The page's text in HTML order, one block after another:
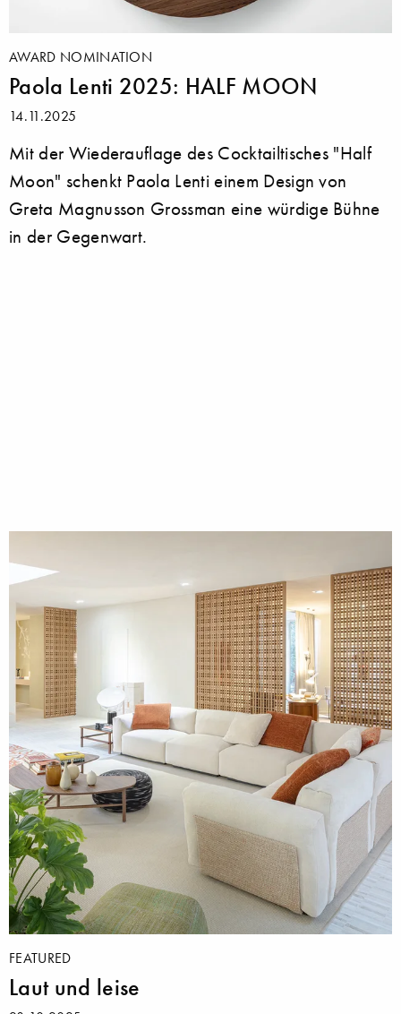
AWARD NOMINATION
Paola Lenti 2025: HALF MOON
14.11.2025
Mit der Wiederauflage des Cocktailtisches "Half
Moon" schenkt Paola Lenti einem Design von
Greta Magnusson Grossman eine würdige Bühne
in der Gegenwart.
FEATURED
Laut und leise